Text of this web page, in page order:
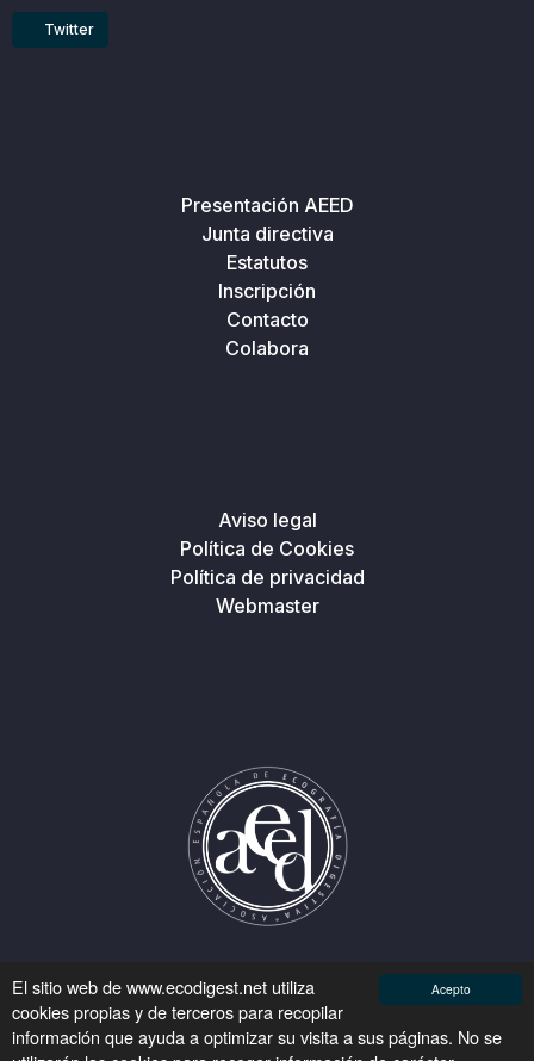
Acepto
El sitio web de www.ecodigest.net utiliza
cookies propias y de terceros para recopilar
información que ayuda a optimizar su visita a sus páginas. No se
Twitter
Presentación AEED
Junta directiva
Estatutos
Inscripción
Contacto
Colabora
Aviso legal
Política de Cookies
Política de privacidad
Webmaster
Asociación Española de Ecografía Digestiva © 2026